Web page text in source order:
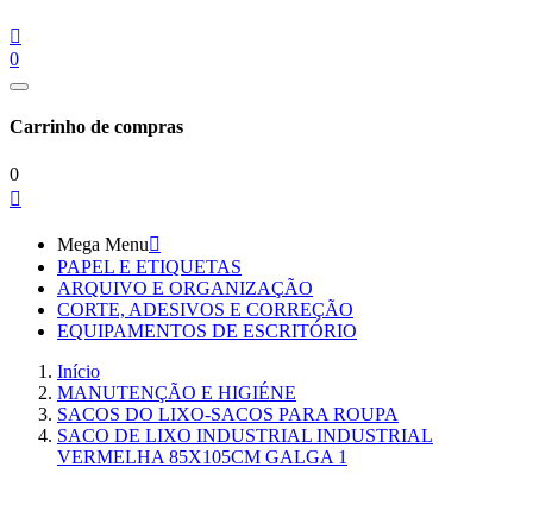

0
Carrinho de compras
0

Mega Menu
PAPEL E ETIQUETAS
ARQUIVO E ORGANIZAÇÃO
CORTE, ADESIVOS E CORREÇÃO
EQUIPAMENTOS DE ESCRITÓRIO
Início
MANUTENÇÃO E HIGIÉNE
SACOS DO LIXO-SACOS PARA ROUPA
SACO DE LIXO INDUSTRIAL INDUSTRIAL
VERMELHA 85X105CM GALGA 1